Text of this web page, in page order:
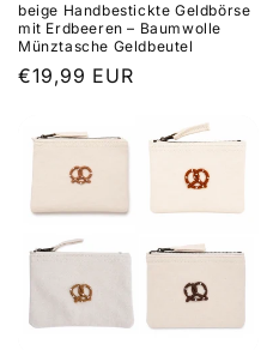
beige Handbestickte Geldbörse
mit Erdbeeren – Baumwolle
Münztasche Geldbeutel
Regular
€19,99 EUR